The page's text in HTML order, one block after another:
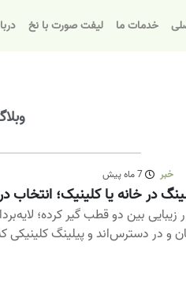
خدمات ما لیفت صورت با نخ
خبر 7 ماه پیش
در خانه یا کلینیک؛
زیبایی بین دو قطب گیر کرده؛
و در دسترس‌اند و پیلینگ کلینیکی